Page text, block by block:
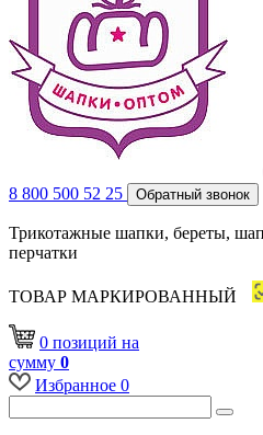
8 800 500 52 25 Обратный звонок
Трикотажные шапки, береты,
перчатки
ТОВАР МАРКИРОВАННЫЙ
0 позиций на
сумму 0
Избранное 0